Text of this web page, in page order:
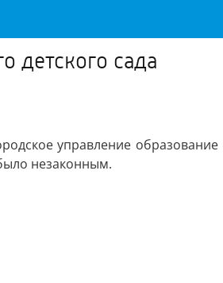
детского сада
управление
незаконным.